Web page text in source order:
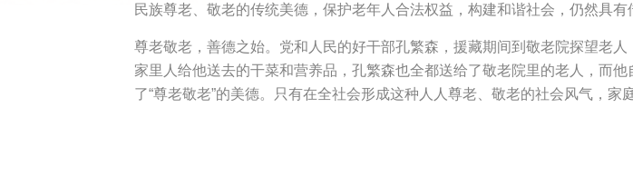
民族尊老、敬老的传统美德，保护老年人合法权益，构建和谐社会，仍然具有
尊老敬老，善德之始。党和人民的好干部孔繁森，援藏期间到敬老院探望老
家里人给他送去的干菜和营养品，孔繁森也全都送给了敬老院里的老人，而
了“尊老敬老”的美德。只有在全社会形成这种人人尊老、敬老的社会风气，家